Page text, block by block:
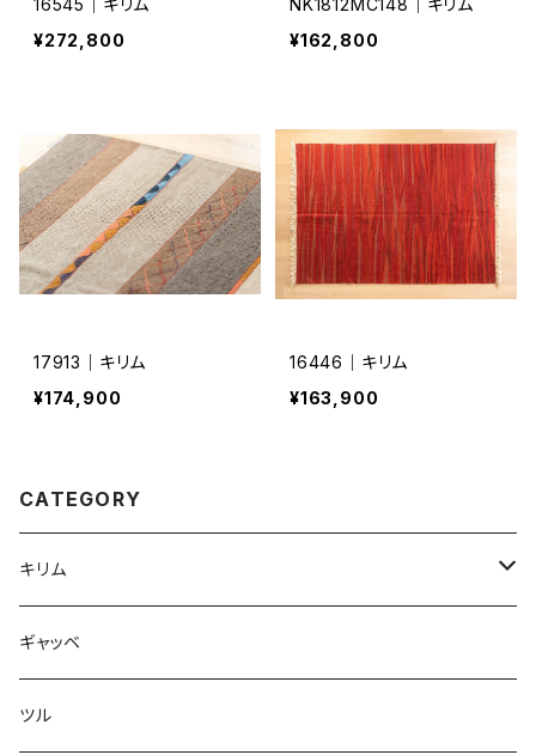
16545｜キリム
¥272,800
NK1812MC148｜キリム
¥162,800
17913｜キリム
¥174,900
16446｜キリム
¥163,900
CATEGORY
キリム
ドホク
ギャッベ
ツル